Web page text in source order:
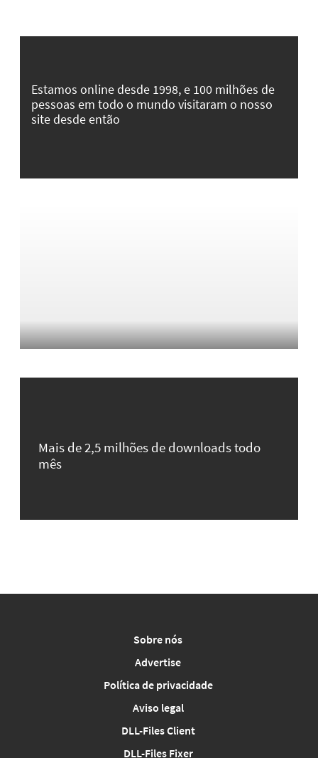
Estamos online desde 1998, e 100 milhões de
pessoas em todo o mundo visitaram o nosso
site desde então
Mais de 2,5 milhões de downloads todo
mês
Sobre nós
Advertise
Política de privacidade
Aviso legal
DLL-Files Client
DLL-Files Fixer